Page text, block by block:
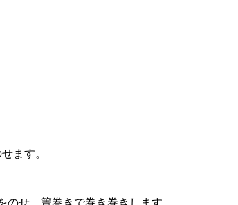
ます。
せ、簀巻きで巻き巻きします。